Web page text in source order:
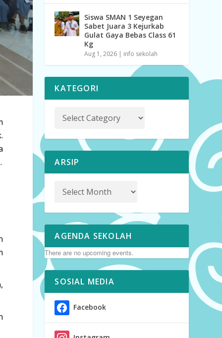
Siswa SMAN 1 Seyegan
Sabet Juara 3 Kejurkab
Gulat Gaya Bebas Class 61
Kg
Aug 1, 2026 | info sekolah
KATEGORI
ARSIP
AGENDA SEKOLAH
There are no upcoming events.
SOSIAL MEDIA
Facebook